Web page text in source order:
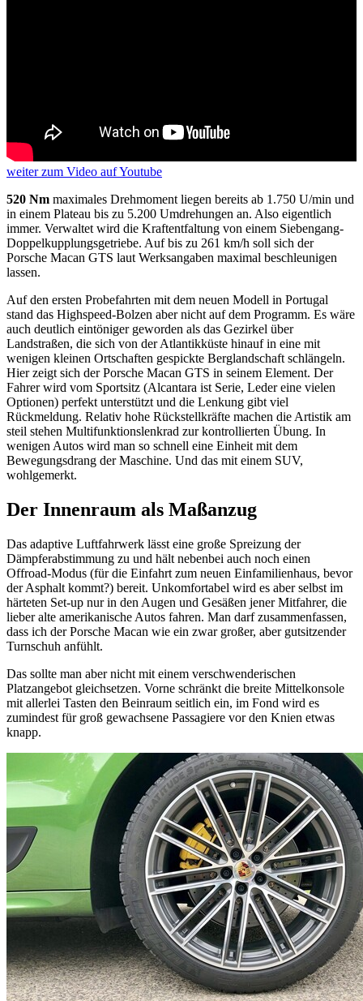
weiterzum Video auf Youtube
520 Nm maximales Drehmoment liegen bereits ab 1.750 U/min und
in einem Plateau bis zu 5.200 Umdrehungen an. Also eigentlich
immer. Verwaltet wird die Kraftentfaltung von einem Siebengang-
Doppelkupplungsgetriebe. Auf bis zu 261 km/h soll sich der
Porsche Macan GTS laut Werksangaben maximal beschleunigen
lassen.
Auf den ersten Probefahrten mit dem neuen Modell in Portugal
stand das Highspeed-Bolzen aber nicht auf dem Programm. Es wäre
auch deutlich eintöniger geworden als das Gezirkel über
Landstraßen, die sich von der Atlantikküste hinauf in eine mit
wenigen kleinen Ortschaften gespickte Berglandschaft schlängeln.
Hier zeigt sich der Porsche Macan GTS in seinem Element. Der
Fahrer wird vom Sportsitz (Alcantara ist Serie, Leder eine vielen
Optionen) perfekt unterstützt und die Lenkung gibt viel
Rückmeldung. Relativ hohe Rückstellkräfte machen die Artistik am
steil stehen Multifunktionslenkrad zur kontrollierten Übung. In
wenigen Autos wird man so schnell eine Einheit mit dem
Bewegungsdrang der Maschine. Und das mit einem SUV,
wohlgemerkt.
Der Innenraum als Maßanzug
Das adaptive Luftfahrwerk lässt eine große Spreizung der
Dämpferabstimmung zu und hält nebenbei auch noch einen
Offroad-Modus (für die Einfahrt zum neuen Einfamilienhaus, bevor
der Asphalt kommt?) bereit. Unkomfortabel wird es aber selbst im
härteten Set-up nur in den Augen und Gesäßen jener Mitfahrer, die
lieber alte amerikanische Autos fahren. Man darf zusammenfassen,
dass ich der Porsche Macan wie ein zwar großer, aber gutsitzender
Turnschuh anfühlt.
Das sollte man aber nicht mit einem verschwenderischen
Platzangebot gleichsetzen. Vorne schränkt die breite Mittelkonsole
mit allerlei Tasten den Beinraum seitlich ein, im Fond wird es
zumindest für groß gewachsene Passagiere vor den Knien etwas
knapp.